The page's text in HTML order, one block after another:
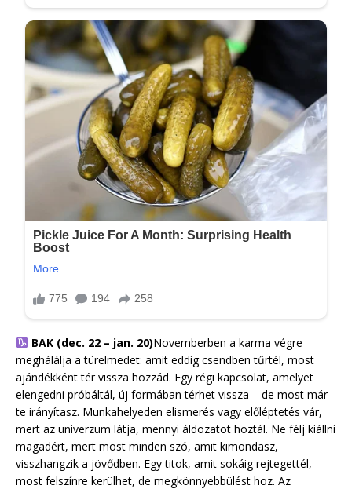
BAK (dec. 22 – jan. 20)Novemberben a karma végre
meghálálja a türelmedet: amit eddig csendben tűrtél, most
ajándékként tér vissza hozzád. Egy régi kapcsolat, amelyet
elengedni próbáltál, új formában térhet vissza – de most már
te irányítasz. Munkahelyeden elismerés vagy előléptetés vár,
mert az univerzum látja, mennyi áldozatot hoztál. Ne félj kiállni
magadért, mert most minden szó, amit kimondasz,
visszhangzik a jövődben. Egy titok, amit sokáig rejtegettél,
most felszínre kerülhet, de megkönnyebbülést hoz. Az